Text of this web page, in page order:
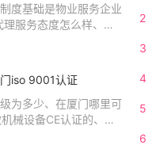
度基础是物业服务企业
服务态度怎么样、中
认证机构服务态
看下方正文！
iso 9001认证
为多少、在厦门哪里可
械设备CE认证的、我
看下方正文！
2
3
4
5
6